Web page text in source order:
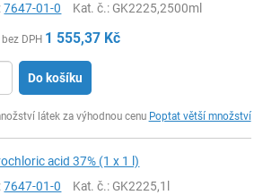
7647-01-0 Kat. č.: GK2225,2500ml
DPH 1 555,37 Kč
Do košíku
látek za výhodnou cenu Poptat větší množství
acid 37% (1 x 1 l)
7647-01-0 Kat. č.: GK2225,1l